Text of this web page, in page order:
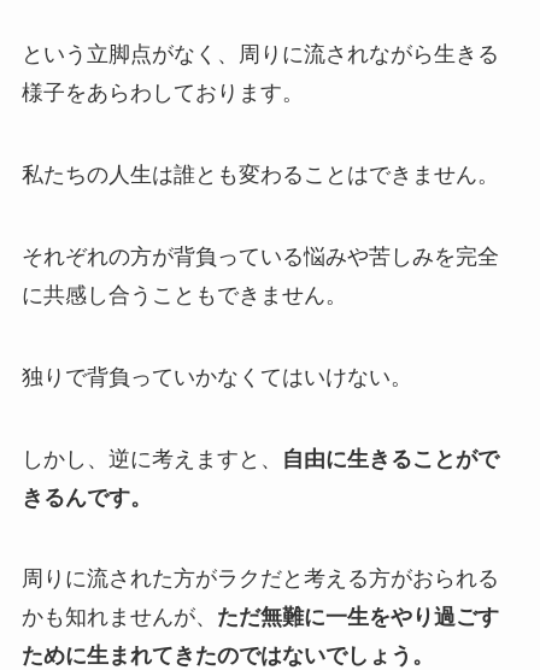
という立脚点がなく、周りに流されながら生きる
様子をあらわしております。
私たちの人生は誰とも変わることはできません。
それぞれの方が背負っている悩みや苦しみを完全
に共感し合うこともできません。
独りで背負っていかなくてはいけない。
しかし、逆に考えますと、
自由に生きることがで
きるんです。
周りに流された方がラクだと考える方がおられる
かも知れませんが、 ただ無難に一生をやり過ごす
ために生まれてきたのではないでしょう。